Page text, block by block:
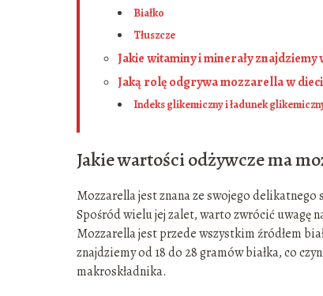
Białko
Tłuszcze
Jakie witaminy i minerały
Jaką rolę odgrywa mozzarella w
Indeks glikemiczny i ładunek
Jakie wartości odżywcze ma
Mozzarella jest znana ze swojego
Spośród wielu jej zalet, warto zwrócić uwagę
Mozzarella jest przede wszystkim źródłem
znajdziemy od 18 do 28 gramów białka, co
makroskładnika.